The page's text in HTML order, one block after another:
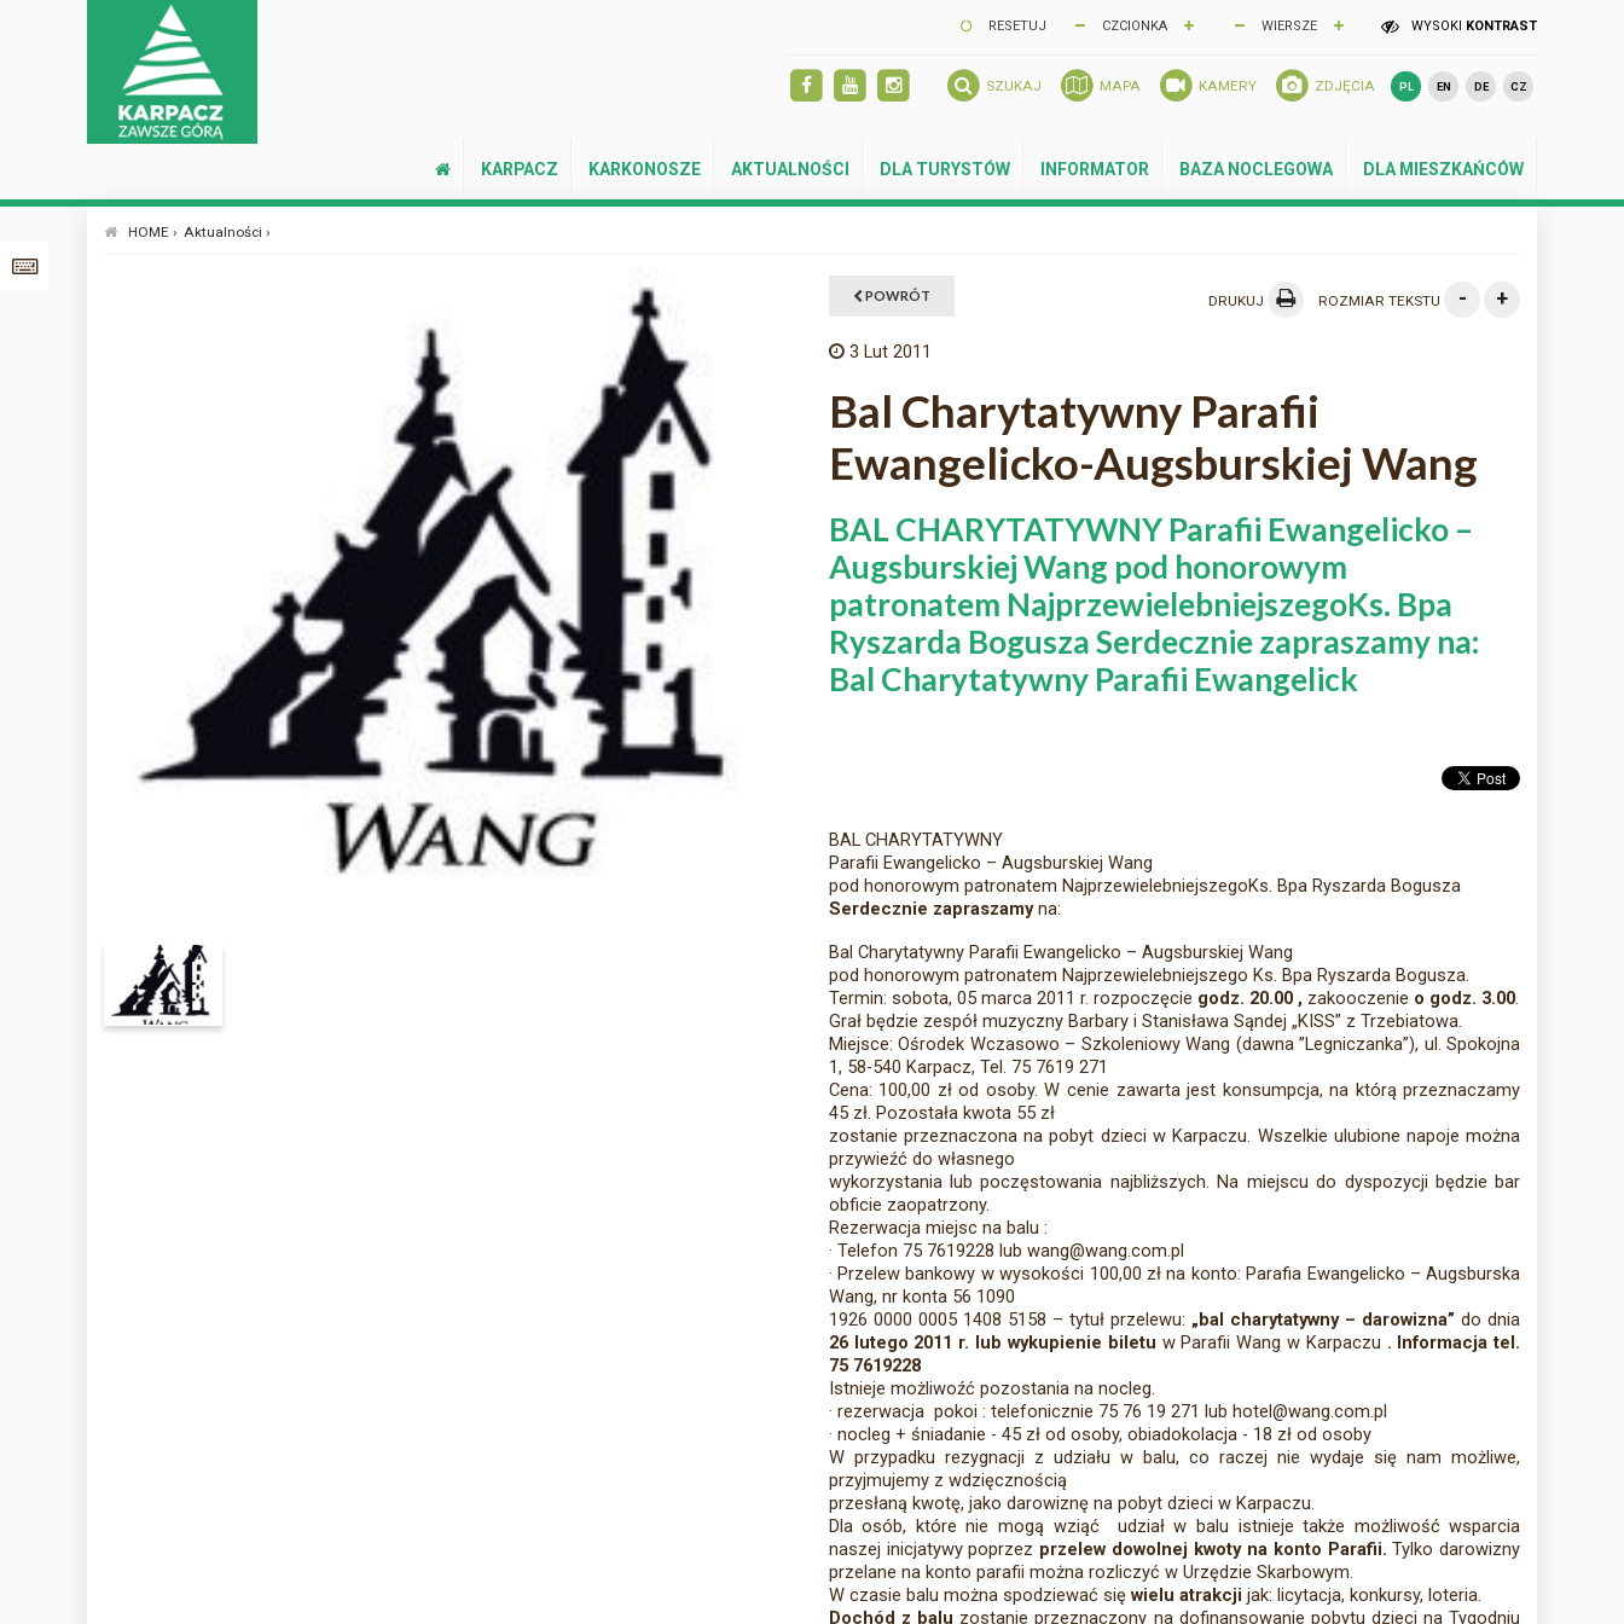
RESETUJ CZCIONKA WIERSZE WYSOKI KONTRAST
SZUKAJ MAPA KAMERY ZDJĘCIA PL EN DE CZ
KARPACZ KARKONOSZE AKTUALNOŚCI DLA TURYSTÓW INFORMATOR BAZA NOCLEGOWA DLA MIESZKAŃCÓW
HOME › Aktualności ›
POWRÓT DRUKUJ ROZMIAR TEKSTU - +
3 Lut 2011
Bal Charytatywny Parafii
Ewangelicko-Augsburskiej Wang
BAL CHARYTATYWNY Parafii Ewangelicko –
Augsburskiej Wang pod honorowym
patronatem NajprzewielebniejszegoKs. Bpa
Ryszarda Bogusza Serdecznie zapraszamy na:
Bal Charytatywny Parafii Ewangelick
BAL CHARYTATYWNY
Parafii Ewangelicko – Augsburskiej Wang
pod honorowym patronatem NajprzewielebniejszegoKs. Bpa Ryszarda Bogusza
Serdecznie zapraszamyna:
Bal Charytatywny Parafii Ewangelicko – Augsburskiej Wang
pod honorowym patronatem Najprzewielebniejszego Ks. Bpa Ryszarda Bogusza.
Termin: sobota, 05 marca 2011 r. rozpoczęcie godz. 20.00 , zakooczenie o godz. 3.00.
Grał będzie zespół muzyczny Barbary i Stanisława Sąndej „KISS” z Trzebiatowa.
Miejsce: Ośrodek Wczasowo – Szkoleniowy Wang (dawna ”Legniczanka”), ul. Spokojna
1, 58-540 Karpacz, Tel. 75 7619 271
Cena: 100,00 zł od osoby. W cenie zawarta jest konsumpcja, na którą przeznaczamy
45 zł. Pozostała kwota 55 zł
zostanie przeznaczona na pobyt dzieci w Karpaczu. Wszelkie ulubione napoje można
przywieźć do własnego
wykorzystania lub poczęstowania najbliższych. Na miejscu do dyspozycji będzie bar
obficie zaopatrzony.
Rezerwacja miejsc na balu :
· Telefon 75 7619228 lub wang@wang.com.pl
· Przelew bankowy w wysokości 100,00 zł na konto: Parafia Ewangelicko – Augsburska
Wang, nr konta 56 1090
1926 0000 0005 1408 5158 – tytuł przelewu: „bal charytatywny – darowizna”do dnia
26 lutego 2011 r. lub wykupienie biletu w Parafii Wang w Karpaczu . Informacja tel.
75 7619228
Istnieje możliwoźć pozostania na nocleg.
· rezerwacja pokoi : telefonicznie 75 76 19 271 lub hotel@wang.com.pl
· nocleg + śniadanie - 45 zł od osoby, obiadokolacja - 18 zł od osoby
W przypadku rezygnacji z udziału w balu, co raczej nie wydaje się nam możliwe,
przyjmujemy z wdzięcznością
przesłaną kwotę, jako darowiznę na pobyt dzieci w Karpaczu.
Dla osób, które nie mogą wziąć udział w balu istnieje także możliwość wsparcia
naszej inicjatywy poprzez przelew dowolnej kwoty na konto Parafii.Tylko darowizny
przelane na konto parafii można rozliczyć w Urzędzie Skarbowym.
W czasie balu można spodziewać się wielu atrakcji jak: licytacja, konkursy, loteria.
Dochód z balu zostanie przeznaczony na dofinansowanie pobytu dzieci na Tygodniu